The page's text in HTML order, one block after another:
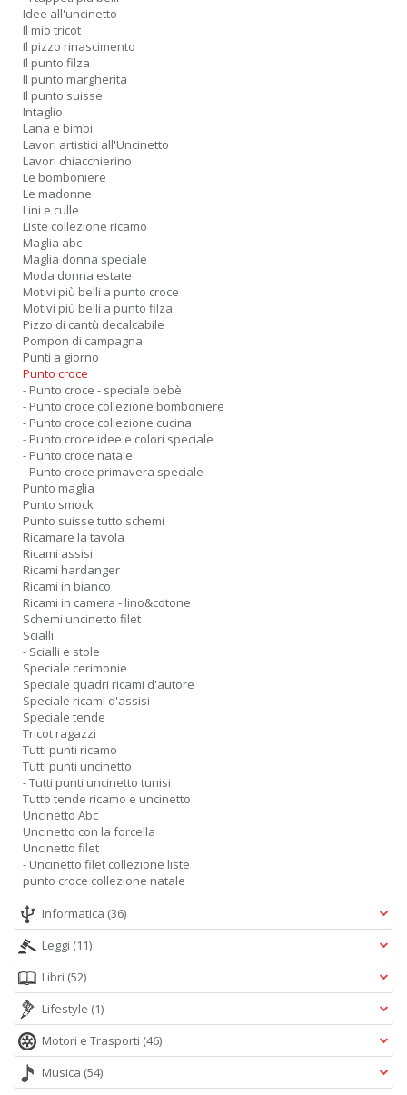
Idee all'uncinetto
Il mio tricot
Il pizzo rinascimento
Il punto filza
Il punto margherita
Il punto suisse
Intaglio
Lana e bimbi
Lavori artistici all'Uncinetto
Lavori chiacchierino
Le bomboniere
Le madonne
Lini e culle
Liste collezione ricamo
Maglia abc
Maglia donna speciale
Moda donna estate
Motivi più belli a punto croce
Motivi più belli a punto filza
Pizzo di cantù decalcabile
Pompon di campagna
Punti a giorno
Punto croce
- Punto croce - speciale bebè
- Punto croce collezione bomboniere
- Punto croce collezione cucina
- Punto croce idee e colori speciale
- Punto croce natale
- Punto croce primavera speciale
Punto maglia
Punto smock
Punto suisse tutto schemi
Ricamare la tavola
Ricami assisi
Ricami hardanger
Ricami in bianco
Ricami in camera - lino&cotone
Schemi uncinetto filet
Scialli
- Scialli e stole
Speciale cerimonie
Speciale quadri ricami d'autore
Speciale ricami d'assisi
Speciale tende
Tricot ragazzi
Tutti punti ricamo
Tutti punti uncinetto
- Tutti punti uncinetto tunisi
Tutto tende ricamo e uncinetto
Uncinetto Abc
Uncinetto con la forcella
Uncinetto filet
- Uncinetto filet collezione liste
punto croce collezione natale
Informatica (36)
Leggi (11)
Libri (52)
Lifestyle (1)
Motori e Trasporti (46)
Musica (54)